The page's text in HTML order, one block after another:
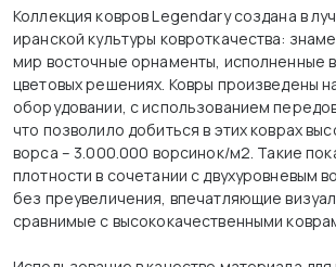
Коллекция ковров Legendary создана в
иранской культуры ковроткачества:
мир восточные орнаменты, исполненные
цветовых решениях. Ковры произведены
оборудовании, с использованием
что позволило добиться в этих коврах
ворса – 3.000.000 ворсинок/м2. Такие
плотности в сочетании с двухуровневым
без преувеличения, впечатляющие
сравнимые с высококачественными